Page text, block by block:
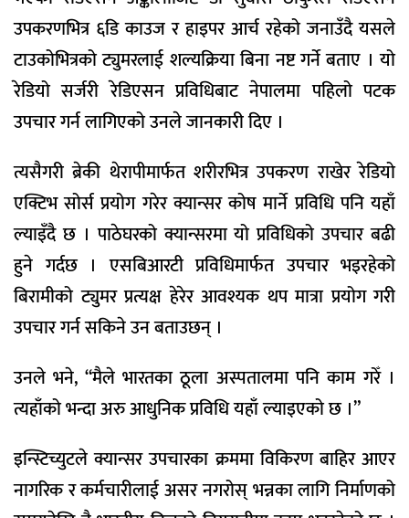
उपकरणभित्र ६डि काउज र हाइपर आर्च रहेको जनाउँदै यसले
टाउकोभित्रको ट्युमरलाई शल्यक्रिया बिना नष्ट गर्ने बताए । यो
रेडियो सर्जरी रेडिएसन प्रविधिबाट नेपालमा पहिलो पटक
उपचार गर्न लागिएको उनले जानकारी दिए ।
त्यसैगरी ब्रेकी थेरापीमार्फत शरीरभित्र उपकरण राखेर रेडियो
एक्टिभ सोर्स प्रयोग गरेर क्यान्सर कोष मार्ने प्रविधि पनि यहाँ
ल्याइँदै छ । पाठेघरको क्यान्सरमा यो प्रविधिको उपचार बढी
हुने गर्दछ । एसबिआरटी प्रविधिमार्फत उपचार भइरहेको
बिरामीको ट्युमर प्रत्यक्ष हेरेर आवश्यक थप मात्रा प्रयोग गरी
उपचार गर्न सकिने उन बताउछन् ।
उनले भने, “मैले भारतका ठूला अस्पतालमा पनि काम गरेँ ।
त्यहाँको भन्दा अरु आधुनिक प्रविधि यहाँ ल्याइएको छ ।”
इन्स्टिच्युटले क्यान्सर उपचारका क्रममा विकिरण बाहिर आएर
नागरिक र कर्मचारीलाई असर नगरोस् भन्नका लागि निर्माणको